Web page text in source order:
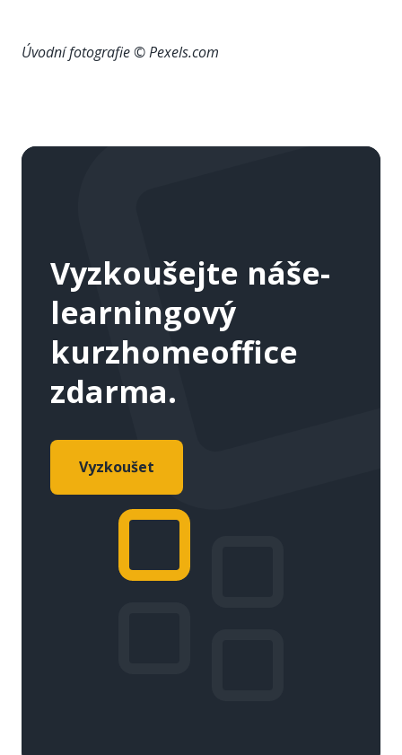
Úvodní fotografie © Pexels.com
Vyzkoušejte náše-
learningový
kurzhomeoffice
zdarma.
Vyzkoušet